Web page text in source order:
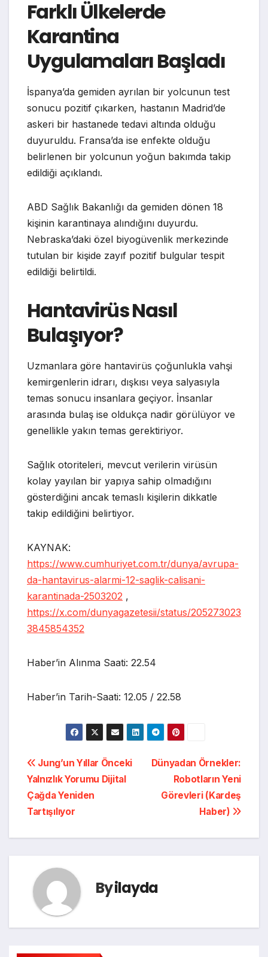
Farklı Ülkelerde
Karantina
Uygulamaları Başladı
İspanya’da gemiden ayrılan bir yolcunun test
sonucu pozitif çıkarken, hastanın Madrid’de
askeri bir hastanede tedavi altında olduğu
duyuruldu. Fransa’da ise enfekte olduğu
belirlenen bir yolcunun yoğun bakımda takip
edildiği açıklandı.
ABD Sağlık Bakanlığı da gemiden dönen 18
kişinin karantinaya alındığını duyurdu.
Nebraska’daki özel biyogüvenlik merkezinde
tutulan bir kişide zayıf pozitif bulgular tespit
edildiği belirtildi.
Hantavirüs Nasıl
Bulaşıyor?
Uzmanlara göre hantavirüs çoğunlukla vahşi
kemirgenlerin idrarı, dışkısı veya salyasıyla
temas sonucu insanlara geçiyor. İnsanlar
arasında bulaş ise oldukça nadir görülüyor ve
genellikle yakın temas gerektiriyor.
Sağlık otoriteleri, mevcut verilerin virüsün
kolay yayılan bir yapıya sahip olmadığını
gösterdiğini ancak temaslı kişilerin dikkatle
takip edildiğini belirtiyor.
KAYNAK:
https://www.cumhuriyet.com.tr/dunya/avrupa-
da-hantavirus-alarmi-12-saglik-calisani-
karantinada-2503202 ,
https://x.com/dunyagazetesii/status/205273023
3845854352
Haber’in Alınma Saati: 22.54
Haber’in Tarih-Saati: 12.05 / 22.58
Yazı
gezinmesi
Dünyadan Örnekler:
Robotların Yeni
Görevleri (Kardeş
Haber)
Jung’un Yıllar Önceki
Yalnızlık Yorumu Dijital
Çağda Yeniden
Tartışılıyor
Byilayda